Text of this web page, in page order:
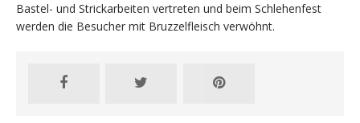
Bastel- und Strickarbeiten vertreten und beim Schlehenfest
werden die Besucher mit Bruzzelfleisch verwöhnt.